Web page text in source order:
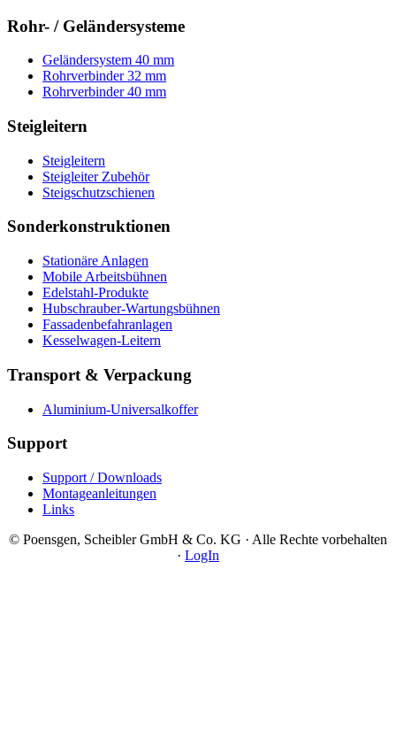
Rohr- / Geländersysteme
Geländersystem 40 mm
Rohrverbinder 32 mm
Rohrverbinder 40 mm
Steigleitern
Steigleitern
Steigleiter Zubehör
Steigschutzschienen
Sonderkonstruktionen
Stationäre Anlagen
Mobile Arbeitsbühnen
Edelstahl-Produkte
Hubschrauber-Wartungsbühnen
Fassadenbefahranlagen
Kesselwagen-Leitern
Transport & Verpackung
Aluminium-Universalkoffer
Support
Support / Downloads
Montageanleitungen
Links
© Poensgen, Scheibler GmbH & Co. KG · Alle Rechte vorbehalten
· LogIn